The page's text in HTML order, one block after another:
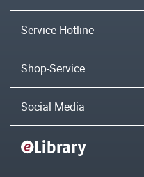
Service-Hotline
Shop-Service
Social Media